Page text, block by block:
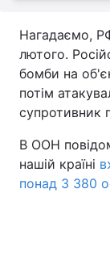
Нагадаємо,
лютого.
бомби на
потім
супротивник
В ООН
нашій країні
понад 3 380